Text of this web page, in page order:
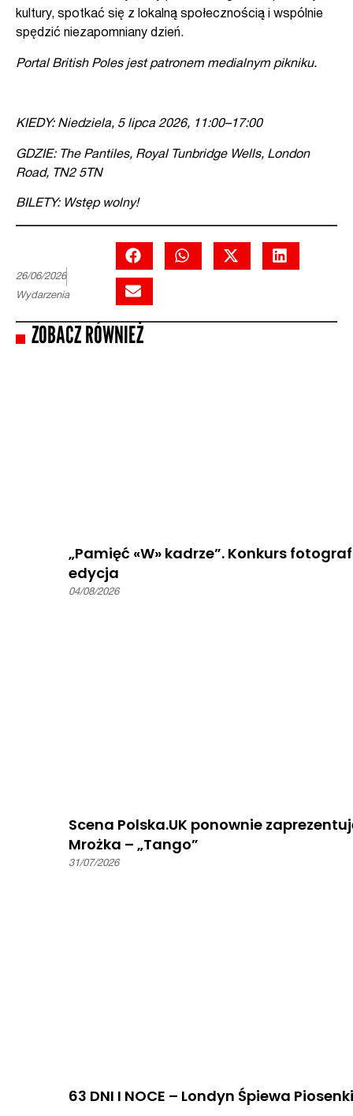
kultury, spotkać się z lokalną społecznością i wspólnie
spędzić niezapomniany dzień.
Portal British Poles jest patronem medialnym pikniku.
KIEDY: Niedziela, 5 lipca 2026, 11:00–17:00
GDZIE: The Pantiles, Royal Tunbridge Wells, London
Road, TN2 5TN
BILETY: Wstęp wolny!
26/06/2026
Wydarzenia
ZOBACZ RÓWNIEŻ
„Pamięć «W» kadrze”. Konkurs
edycja
04/08/2026
Scena Polska.UK ponownie
Mrożka – „Tango”
31/07/2026
63 DNI I NOCE – Londyn Śpiewa